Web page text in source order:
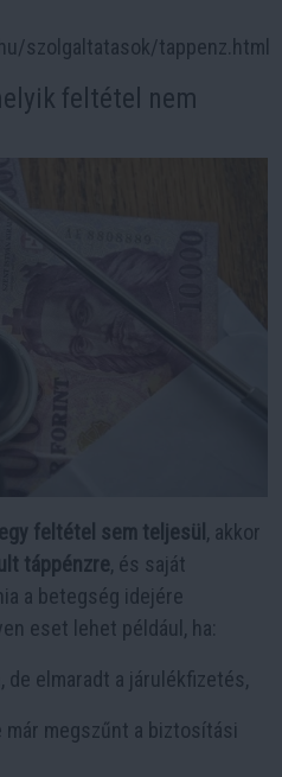
szolgaltatasok/tappenz.html
feltétel nem
feltétel sem teljesül , akkor
táppénzre, és saját
a betegség idejére
eset lehet például, ha:
de elmaradt a járulékfizetés,
már megszűnt a biztosítási